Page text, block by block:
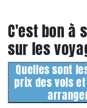
C'est bon à
sur les
Quelles sont
prix des vols